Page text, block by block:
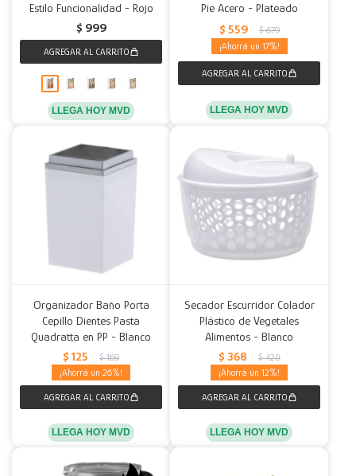
Estilo Funcionalidad - Rojo
$ 999
LLEGA HOY MVD
Pie Acero - Plateado
$ 559 $ 679
17
LLEGA HOY MVD
Organizador Baño Porta
Cepillo Dientes Pasta
Quadratta en PP - Blanco
$ 125 $ 169
26
LLEGA HOY MVD
Secador Escurridor Colador
Plástico de Vegetales
Alimentos - Blanco
$ 368 $ 420
12
LLEGA HOY MVD